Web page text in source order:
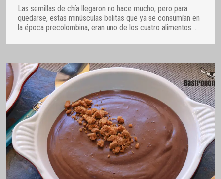
Las semillas de chía llegaron no hace mucho, pero para
quedarse, estas minúsculas bolitas que ya se consumían en
la época precolombina, eran uno de los cuatro alimentos …